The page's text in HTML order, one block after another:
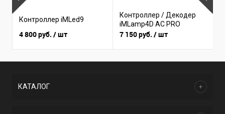
Контроллер iMLed9
4 800 руб. / шт
Контроллер / Декодер
iMLamp4D AC PRO
7 150 руб. / шт
КАТАЛОГ